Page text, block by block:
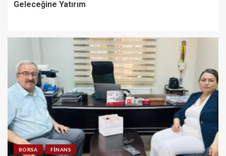
Geleceğine Yatırım
BORSA FINANS